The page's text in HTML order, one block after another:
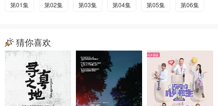
第01集 第02集 第03集 第04集 第05集 第06集
猜你喜欢